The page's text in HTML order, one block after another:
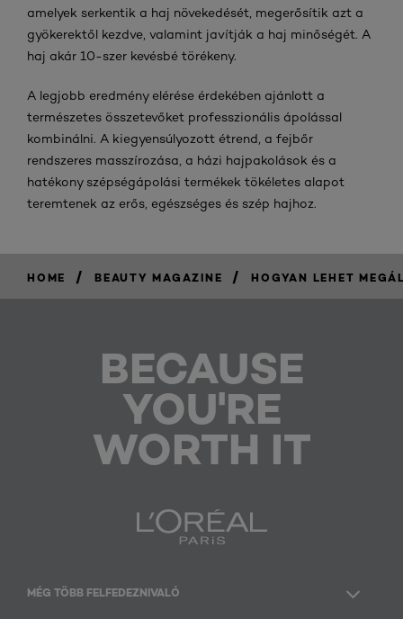
amelyek serkentik a haj növekedését, megerősítik azt a
gyökerektől kezdve, valamint javítják a haj minőségét. A
haj akár 10-szer kevésbé törékeny.
A legjobb eredmény elérése érdekében ajánlott a
természetes összetevőket professzionális ápolással
kombinálni. A kiegyensúlyozott étrend, a fejbőr
rendszeres masszírozása, a házi hajpakolások és a
hatékony szépségápolási termékek tökéletes alapot
teremtenek az erős, egészséges és szép hajhoz.
HOME / BEAUTY MAGAZINE / HOGYAN LEHET
BECAUSE
YOU'RE
WORTH IT
MÉG TÖBB FELFEDEZNIVALÓ